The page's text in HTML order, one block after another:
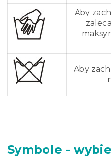
Aby
Aby
Symbole -